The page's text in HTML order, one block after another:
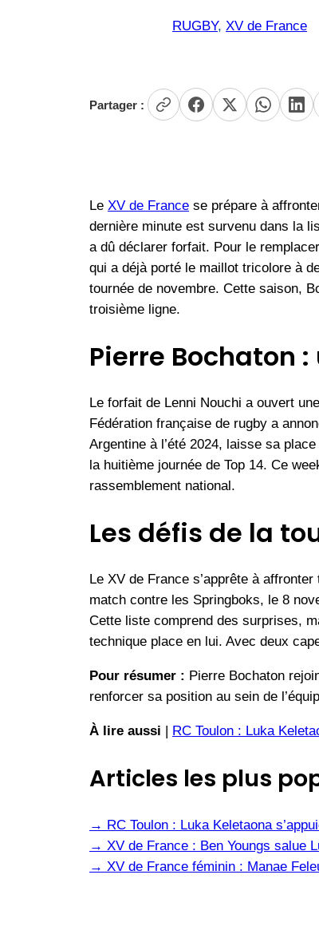
RUGBY, XV de France
Partager :
Le XV de France se prépare à
dernière minute est survenu dans la
a dû déclarer forfait. Pour le
qui a déjà porté le maillot tricolore à
tournée de novembre. Cette saison,
troisième ligne.
Pierre Bochaton
Le forfait de Lenni Nouchi a ouvert
Fédération française de rugby a
Argentine à l’été 2024, laisse sa
la huitième journée de Top 14. Ce
rassemblement national.
Les défis de la
Le XV de France s’apprête à
match contre les Springboks, le 8
Cette liste comprend des surprises,
technique place en lui. Avec deux
Pour résumer : Pierre Bochaton
renforcer sa position au sein de
À lire aussi | RC Toulon : Luka
Articles les plus
→ RC Toulon : Luka Keletaona
→ XV de France : Ben Youngs salue
→ XV de France féminin : Manae